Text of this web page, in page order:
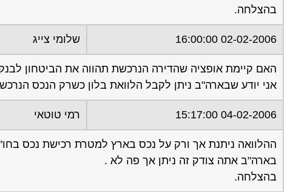
בהצלחה.
02-02-2006 16:00:00 שלומי צייג
האם קיימת אופציה שהדירה הנרכשת תהווה את הביטחון
אני יודע שבארה"ב ניתן לקבל הלוואת בלון כשרק הנכס
04-02-2006 15:17:00 רמי טוטאי
ההלוואה ניתנת אך ורק על נכס בארץ למטרת רכישת נכס
בארה"ב אתה צודק זה ניתן אך פה לא .
בהצלחה.